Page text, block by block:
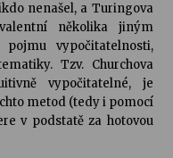
svět
nenašel, a Turingova
několika jiným
vypočitatelnosti,
Tzv. Churchova
vypočitatelné, je
metod (tedy i pomocí
v podstatě za hotovou